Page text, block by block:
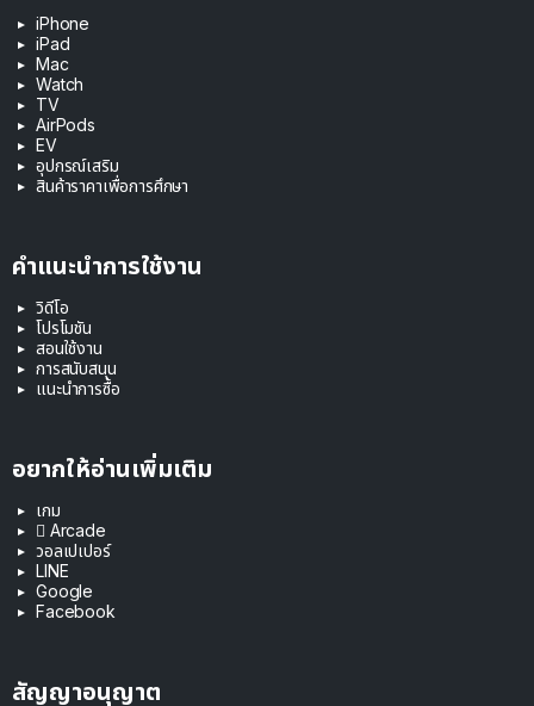
iPhone
iPad
Mac
Watch
TV
AirPods
EV
อุปกรณ์เสริม
สินค้าราคาเพื่อการศึกษา
คำแนะนำการใช้งาน
วิดีโอ
โปรโมชัน
สอนใช้งาน
การสนับสนุน
แนะนำการซื้อ
อยากให้อ่านเพิ่มเติม
เกม
 Arcade
วอลเปเปอร์
LINE
Google
Facebook
สัญญาอนุญาต